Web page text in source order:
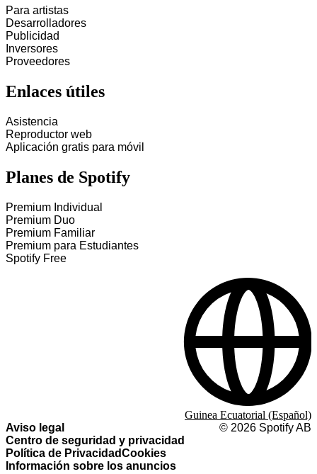
Para artistas
Desarrolladores
Publicidad
Inversores
Proveedores
Enlaces útiles
Asistencia
Reproductor web
Aplicación gratis para móvil
Planes de Spotify
Premium Individual
Premium Duo
Premium Familiar
Premium para Estudiantes
Spotify Free
Aviso legal
Centro de seguridad y privacidad
Política de PrivacidadCookies
Información sobre los anuncios
© 2026 Spotify AB
Guinea Ecuatorial (Español)